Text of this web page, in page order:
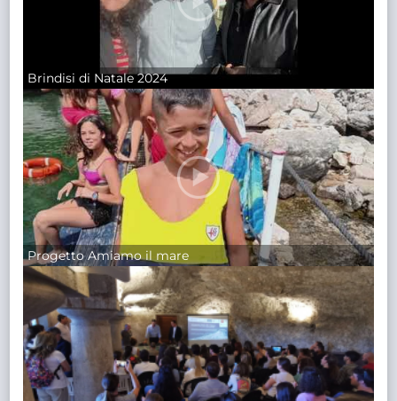
Brindisi di Natale 2024
Progetto Amiamo il mare